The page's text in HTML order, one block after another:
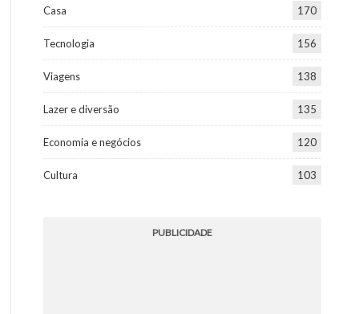
Casa 170
Tecnologia 156
Viagens 138
Lazer e diversão 135
Economia e negócios 120
Cultura 103
PUBLICIDADE